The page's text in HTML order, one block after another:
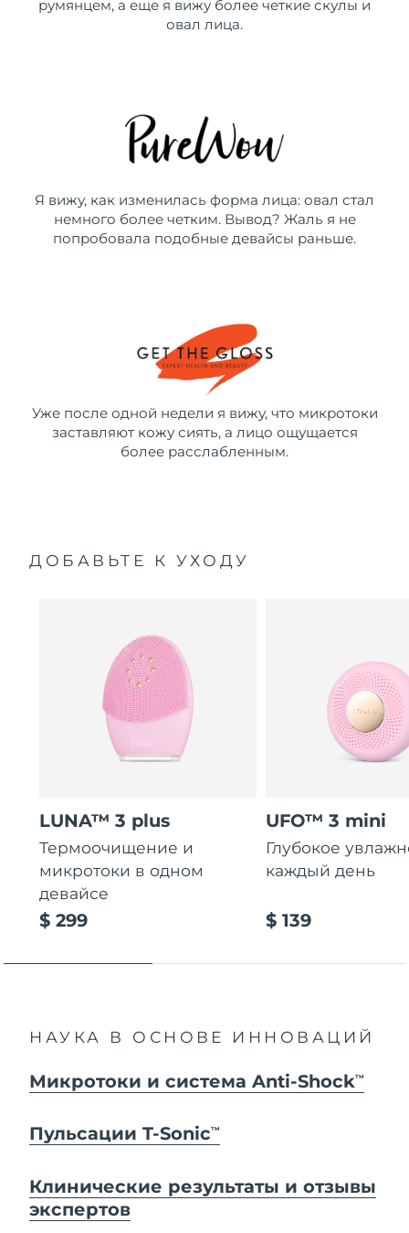
румянцем, а еще я вижу более четкие скулы и
овал лица.
Я вижу, как изменилась форма лица: овал стал
немного более четким. Вывод? Жаль я не
попробовала подобные девайсы раньше.
Уже после одной недели я вижу, что микротоки
заставляют кожу сиять, а лицо ощущается
более расслабленным.
ДОБАВЬТЕ К УХОДУ
LUNA™ 3 plus
Термоочищение и
микротоки в одном
девайсе
$ 299
UFO™ 3 mini
Глубокое
каждый день
$ 139
НАУКА В ОСНОВЕ ИННОВАЦИЙ
Микротоки и система Anti-ShockTM
Пульсации T-SonicTM
Клинические результаты и отзывы
экспертов